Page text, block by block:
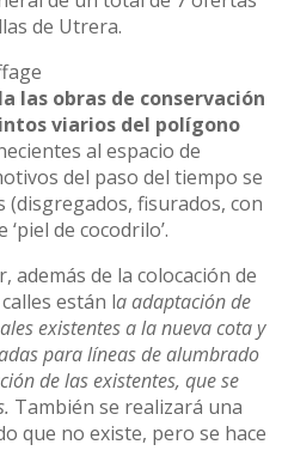
de Utrera.
las obras de conservación
viarios del polígono
al espacio de
del paso del tiempo se
fisurados, con
de cocodrilo’.
además de la colocación de
están la adaptación de
existentes a la nueva cota y
para líneas de alumbrado
de las existentes, que se
También se realizará una
que no existe, pero se hace